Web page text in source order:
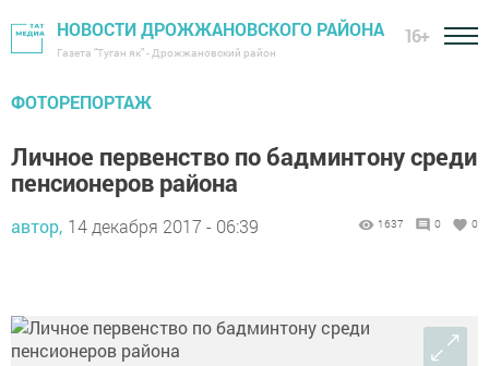
НОВОСТИ ДРОЖЖАНОВСКОГО РАЙОНА
Газета "Туган як" - Дрожжановский район
16+
ФОТОРЕПОРТАЖ
Личное первенство по бадминтону среди
пенсионеров района
автор, 14 декабря 2017 - 06:39 1637 0 0